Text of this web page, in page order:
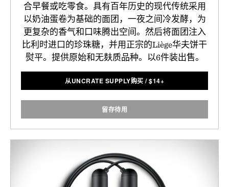
合早餐或吃零食。具有百年历史的现代传统采用
以奶油蛋卷为基础的面团，一夜之间冷发酵，为
更复杂的香气和口味腾出空间。然后将面团注入
比利时进口的珍珠糖，并用正宗的Liège华夫饼干
熨平。提供原始和无麸质品种。以6件装出售。
从UNCRATE SUPPLY购买 /$14+
留存待用